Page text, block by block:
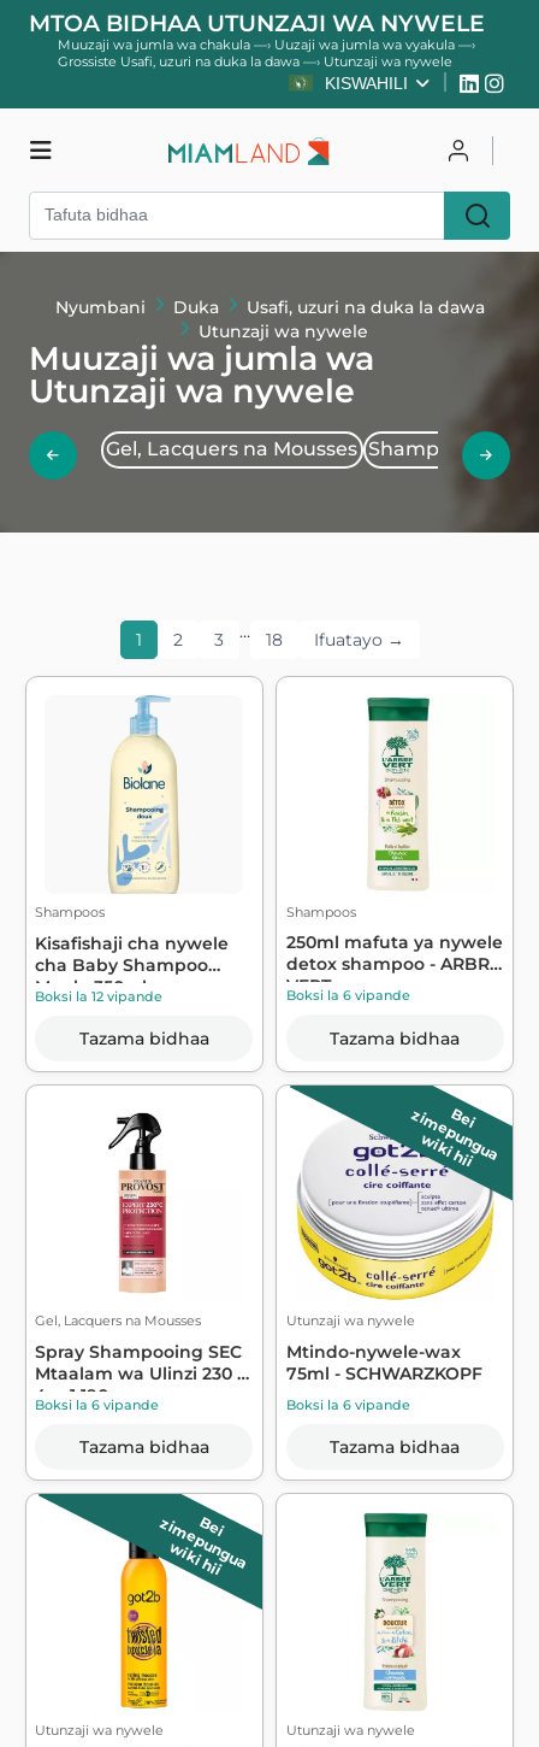
MTOA BIDHAA UTUNZAJI WA NYWELE
Muuzaji wa jumla wa chakula —› Uuzaji wa jumla wa vyakula —›
Grossiste Usafi, uzuri na duka la dawa —›Utunzaji wa nywele
KISWAHILI
Nyumbani Duka
Usafi, uzuri na duka la dawa
Utunzaji wa nywele
Muuzaji wa jumla wa
Utunzaji wa nywele
Gel, Lacquers na Mousses Shampoos
1 2 3 … 18 Ifuatayo →
Shampoos
Kisafishaji cha nywele
cha Baby Shampoo
Mpole 350ml -...
Boksi la 12 vipande
Tazama bidhaa
Shampoos
250ml mafuta ya nywele
detox shampoo - ARBRE
VERT
Boksi la 6 vipande
Tazama bidhaa
Gel, Lacquers na Mousses
Spray Shampooing SEC
Mtaalam wa Ulinzi 230 °
4en1 190...
Boksi la 6 vipande
Tazama bidhaa
B
e
i
z
im
e
p
u
n
g
u
a
wiki hii
Utunzaji wa nywele
Mtindo-nywele-wax
75ml - SCHWARZKOPF
Boksi la 6 vipande
Tazama bidhaa
B
e
i
z
im
e
p
u
n
g
u
a
wiki hii
Utunzaji wa nywele Utunzaji wa nywele
Duka
Jisajili